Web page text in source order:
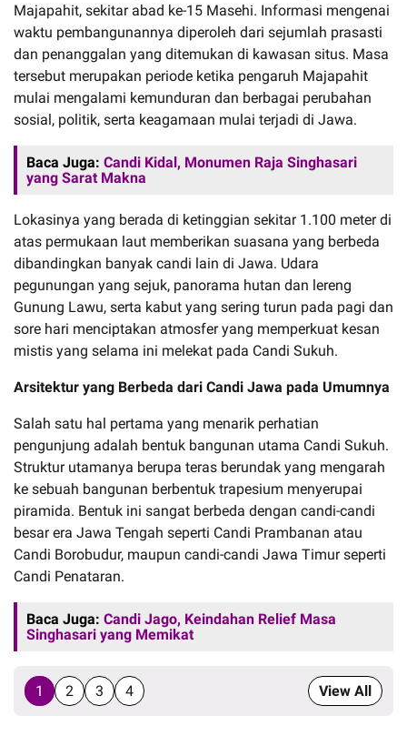
Majapahit, sekitar abad ke-15 Masehi. Informasi mengenai
waktu pembangunannya diperoleh dari sejumlah prasasti
dan penanggalan yang ditemukan di kawasan situs. Masa
tersebut merupakan periode ketika pengaruh Majapahit
mulai mengalami kemunduran dan berbagai perubahan
sosial, politik, serta keagamaan mulai terjadi di Jawa.
Baca Juga: Candi Kidal, Monumen Raja Singhasari
yang Sarat Makna
Lokasinya yang berada di ketinggian sekitar 1.100 meter di
atas permukaan laut memberikan suasana yang berbeda
dibandingkan banyak candi lain di Jawa. Udara
pegunungan yang sejuk, panorama hutan dan lereng
Gunung Lawu, serta kabut yang sering turun pada pagi dan
sore hari menciptakan atmosfer yang memperkuat kesan
mistis yang selama ini melekat pada Candi Sukuh.
Arsitektur yang Berbeda dari Candi Jawa pada Umumnya
Salah satu hal pertama yang menarik perhatian
pengunjung adalah bentuk bangunan utama Candi Sukuh.
Struktur utamanya berupa teras berundak yang mengarah
ke sebuah bangunan berbentuk trapesium menyerupai
piramida. Bentuk ini sangat berbeda dengan candi-candi
besar era Jawa Tengah seperti Candi Prambanan atau
Candi Borobudur, maupun candi-candi Jawa Timur seperti
Candi Penataran.
Baca Juga: Candi Jago, Keindahan Relief Masa
Singhasari yang Memikat
1 2 3 4 View All